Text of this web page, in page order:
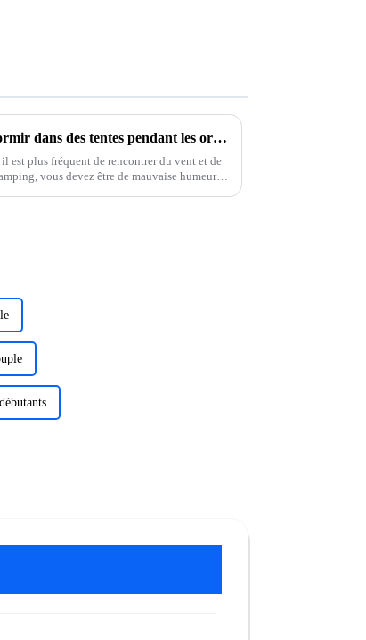
Est-il sécuritaire de camper et de dormir dans des tentes pendant les orages ?
est plus fréquent de rencontrer du vent et de
vous devez être de mauvaise humeur.